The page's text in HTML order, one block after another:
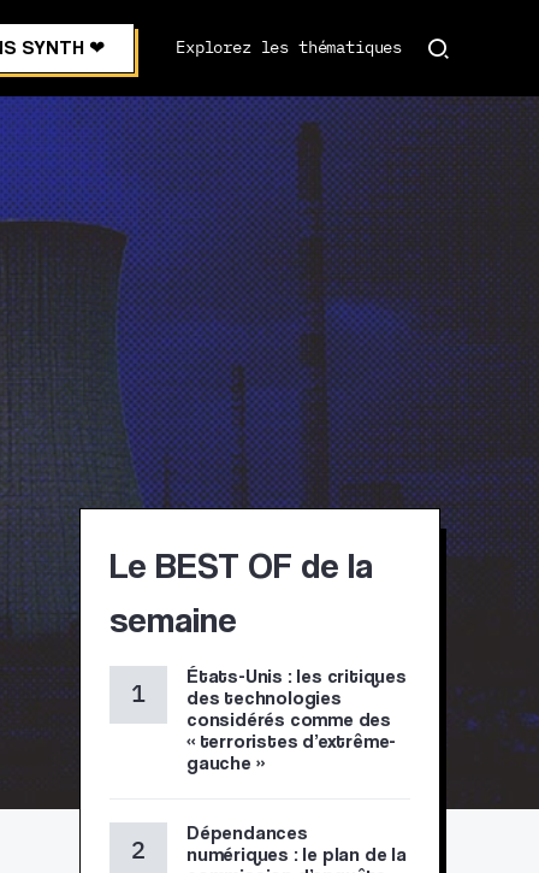
SYNTH ❤︎ Explorez les thématiques
Le BEST OF de la
semaine
États-Unis : les critiques
des technologies
considérés comme des
« terroristes d’extrême-
gauche »
Dépendances
numériques : le plan de la